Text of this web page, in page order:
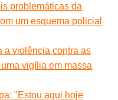
problemáticas da
um esquema policial
a violência contra as
vigília em massa
"Estou aqui hoje